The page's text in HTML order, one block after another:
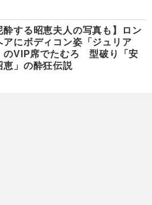
酔する昭恵夫人の写真も】ロン
アにボディコン姿「ジュリア
のVIP席でたむろ 型破り「安
恵」の酔狂伝説